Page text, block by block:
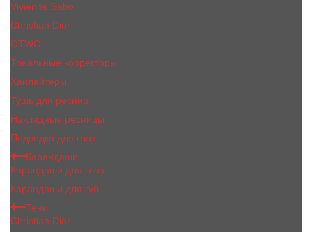
Vivienne Sabo
Сhristiаn Diоr
OTWO
Тональные корректоры
Хайлайтеры
Тушь для ресниц
Накладные ресницы
Подводка для глаз
Карандаши
Карандаши для глаз
Карандаши для губ
Тени
Christian Dior